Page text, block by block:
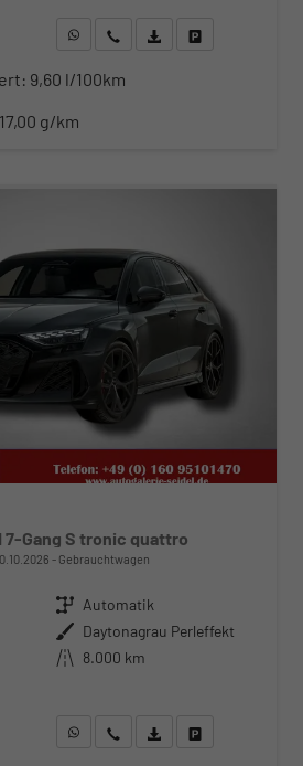
WhatsApp anfragen
Wir rufen Sie anFahrzeugexposé (PDF)
9,60 l/100km
g/km
7-Gang S tronic quattro
Gebrauchtwagen
Getriebe Automatik
Außenfarbe Daytonagrau Perleffekt
Kilometerstand 8.000 km
WhatsApp anfragen
Wir rufen Sie anFahrzeugexposé (PDF)